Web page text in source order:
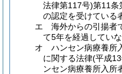
法律第117号)第11条
の認定を受けている
エ
海外からの引揚者
て5年を経過してい
オ
ハンセン病療養所
に関する法律(平成
ンセン病療養所入所